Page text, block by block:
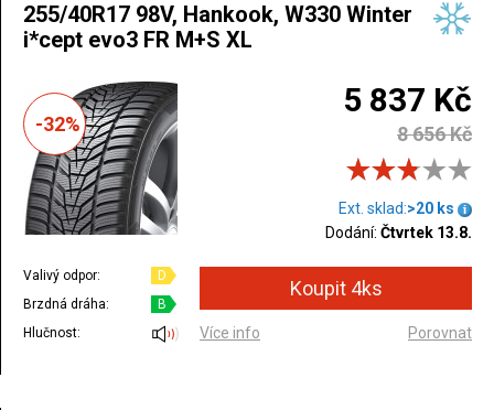
255/40R17 98V, Hankook, W330 Winter
i*cept evo3 FR M+S XL
-32%
5 837 Kč
8 656 Kč
Ext. sklad:>20 ks
Dodání: Čtvrtek 13.8.
Valivý odpor:
D
Brzdná dráha:
B
Hlučnost:
Více info Porovnat